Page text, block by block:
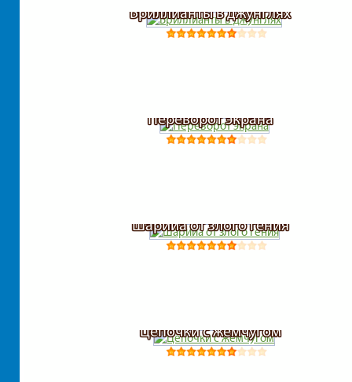
Бриллианты в джунглях
Переворот экрана
Шарииа от злого гения
Цепочки с жемчугом